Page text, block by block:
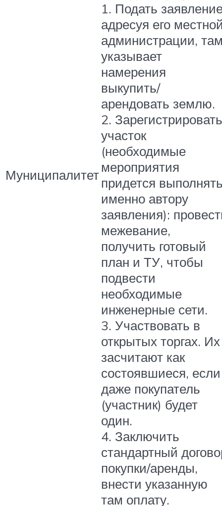
Муниципалитет
1. Подать
адресуя его
администрации,
указывает
намерения
выкупить/
арендовать землю.
2. Зарегистрировать
участок
(необходимые
мероприятия
придется
именно автору
заявления):
межевание,
получить готовый
план и ТУ, чтобы
подвести
необходимые
инженерные сети.
3. Участвовать в
открытых торгах. Их
засчитают как
состоявшиеся, если
даже покупатель
(участник) будет
один.
4. Заключить
стандартный
покупки/аренды,
внести указанную
там оплату.